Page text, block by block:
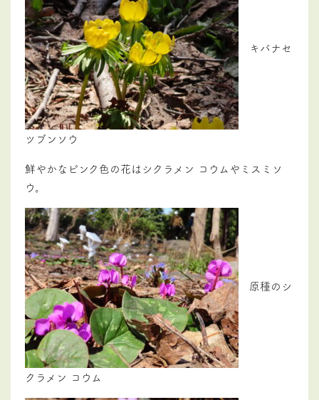
キバナセ
ツブンソウ
鮮やかなピンク色の花はシクラメン コウムやミスミソ
ウ。
原種のシ
クラメン コウム